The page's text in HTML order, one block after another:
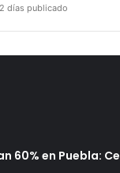
2 días publicado
60% en Puebla: